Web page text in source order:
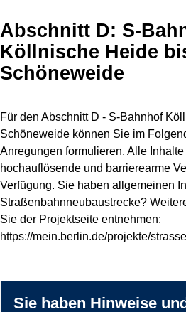
Abschnitt D: S-
Köllnische Heide
Schöneweide
Für den Abschnitt D - S-Bahnhof
Schöneweide können Sie im
Anregungen formulieren. Alle
hochauflösende und barrierearme
Verfügung. Sie haben allgemeinen
Straßenbahnneubaustrecke?
Sie der Projektseite entnehmen:
https://mein.berlin.de/projekte/
Sie haben Hinweise